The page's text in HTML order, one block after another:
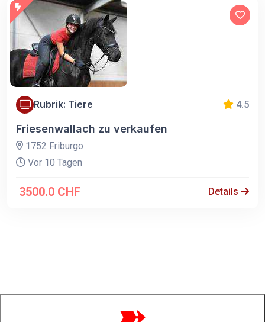
Rubrik: Tiere 4.5
Friesenwallach zu verkaufen
1752 Friburgo
Vor 10 Tagen
3500.0 CHF Details